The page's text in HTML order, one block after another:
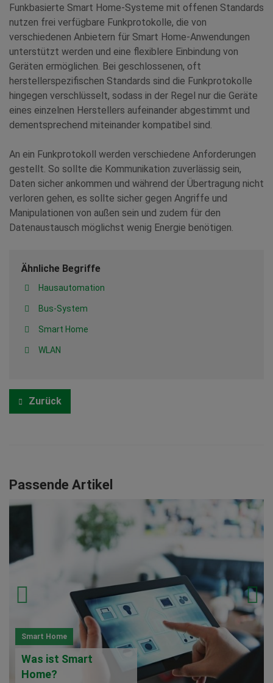
Funkbasierte Smart Home-Systeme mit offenen Standards
nutzen frei verfügbare Funkprotokolle, die von
verschiedenen Anbietern für Smart Home-Anwendungen
unterstützt werden und eine flexiblere Einbindung von
Geräten ermöglichen. Bei geschlossenen, oft
herstellerspezifischen Standards sind die Funkprotokolle
hingegen verschlüsselt, sodass in der Regel nur die Geräte
eines einzelnen Herstellers aufeinander abgestimmt und
dementsprechend miteinander kompatibel sind.
An ein Funkprotokoll werden verschiedene Anforderungen
gestellt. So sollte die Kommunikation zuverlässig sein,
Daten sicher ankommen und während der Übertragung nicht
verloren gehen, es sollte sicher gegen Angriffe und
Manipulationen von außen sein und zudem für den
Datenaustausch möglichst wenig Energie benötigen.
Ähnliche Begriffe
Hausautomation
Bus-System
Smart Home
WLAN
Zurück
Passende Artikel
Smart Home
Was ist Smart
Home?